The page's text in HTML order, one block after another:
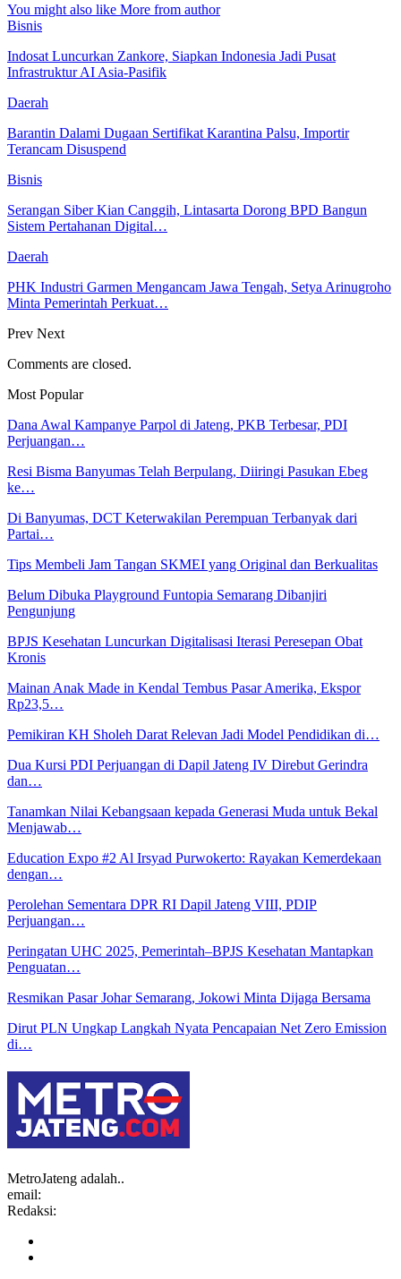
You might also like More from author
Bisnis
Indosat Luncurkan Zankore, Siapkan Indonesia Jadi Pusat
Infrastruktur AI Asia-Pasifik
Daerah
Barantin Dalami Dugaan Sertifikat Karantina Palsu, Importir
Terancam Disuspend
Bisnis
Serangan Siber Kian Canggih, Lintasarta Dorong BPD Bangun
Sistem Pertahanan Digital…
Daerah
PHK Industri Garmen Mengancam Jawa Tengah, Setya Arinugroho
Minta Pemerintah Perkuat…
Prev Next
Comments are closed.
Most Popular
Dana Awal Kampanye Parpol di Jateng, PKB Terbesar, PDI
Perjuangan…
Resi Bisma Banyumas Telah Berpulang, Diiringi Pasukan Ebeg
ke…
Di Banyumas, DCT Keterwakilan Perempuan Terbanyak dari
Partai…
Tips Membeli Jam Tangan SKMEI yang Original dan Berkualitas
Belum Dibuka Playground Funtopia Semarang Dibanjiri
Pengunjung
BPJS Kesehatan Luncurkan Digitalisasi Iterasi Peresepan Obat
Kronis
Mainan Anak Made in Kendal Tembus Pasar Amerika, Ekspor
Rp23,5…
Pemikiran KH Sholeh Darat Relevan Jadi Model Pendidikan di…
Dua Kursi PDI Perjuangan di Dapil Jateng IV Direbut Gerindra
dan…
Tanamkan Nilai Kebangsaan kepada Generasi Muda untuk Bekal
Menjawab…
Education Expo #2 Al Irsyad Purwokerto: Rayakan Kemerdekaan
dengan…
Perolehan Sementara DPR RI Dapil Jateng VIII, PDIP
Perjuangan…
Peringatan UHC 2025, Pemerintah–BPJS Kesehatan Mantapkan
Penguatan…
Resmikan Pasar Johar Semarang, Jokowi Minta Dijaga Bersama
Dirut PLN Ungkap Langkah Nyata Pencapaian Net Zero Emission
di…
MetroJateng adalah..
email:
Redaksi: